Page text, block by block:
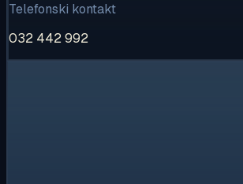
Telefonski kontakt
032 442 992